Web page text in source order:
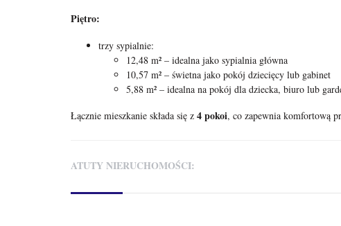
Piętro:
trzy sypialnie:
12,48 m² – idealna jako sypialnia główna
10,57 m² – świetna jako pokój dziecięcy lub gabinet
5,88 m² – idealna na pokój dla dziecka, biuro lub
Łącznie mieszkanie składa się z 4 pokoi, co zapewnia komfortową
ATUTY NIERUCHOMOŚCI: